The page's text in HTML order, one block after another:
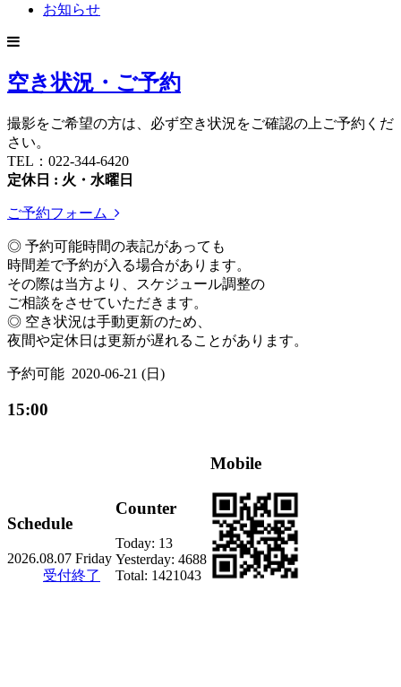
お知らせ
空き状況・ご予約
撮影をご希望の方は、必ず空き状況をご確認の上ご予約くだ
さい。
TEL：022-344-6420
定休日 : 火・水曜日
ご予約フォーム
◎ 予約可能時間の表記があっても
時間差で予約が入る場合があります。
その際は当方より、スケジュール調整の
ご相談をさせていただきます。
◎ 空き状況は手動更新のため、
夜間や定休日は更新が遅れることがあります。
予約可能 2020-06-21 (日)
15:00
Schedule
2026.08.07 Friday
受付終了
Counter
Today: 13
Yesterday: 4688
Total: 1421043
Mobile